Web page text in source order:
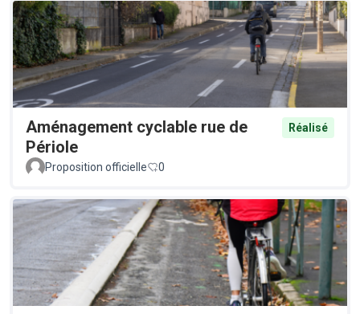
Aménagement cyclable rue de
Périole
Réalisé
Proposition officielle 0